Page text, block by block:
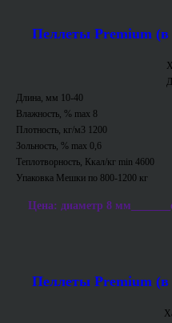
Пеллеты Premium (в
Длина, мм 10-40
Влажность, % max 8
Плотность, кг/м3 1200
Зольность, % max 0,6
Теплотворность, Ккал/кг min 4600
Упаковка Мешки по 800-1200 кг
Цена: диаметр 8
Пеллеты Premium